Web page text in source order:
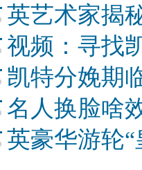
英艺术家揭
视频：寻找
凯特分娩期
名人换脸啥
英豪华游轮